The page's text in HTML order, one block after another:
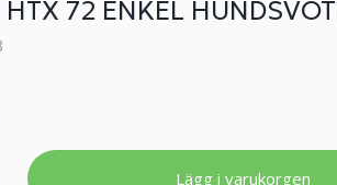
72 ENKEL
Lägg i varukorgen